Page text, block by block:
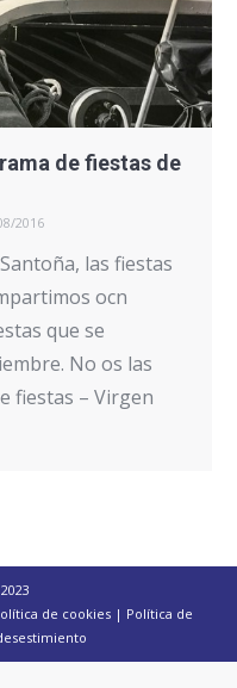
de fiestas de
2016
las fiestas
ocn
que se
No os las
fiestas – Virgen
de cookies| Política de